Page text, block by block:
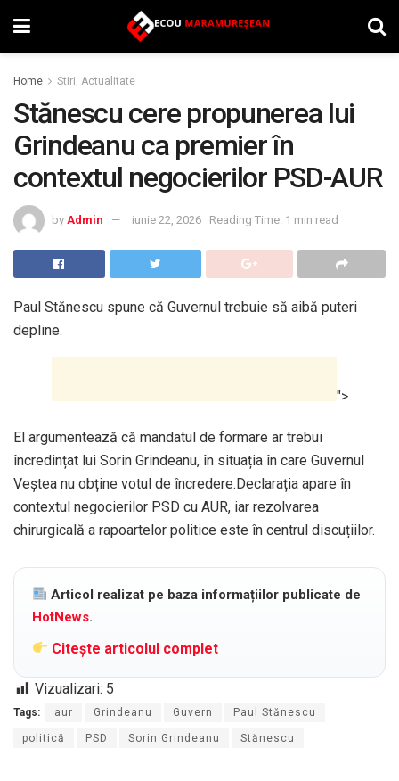
Home Stiri, Actualitate
Stănescu cere propunerea lui
Grindeanu ca premier în
contextul negocierilor PSD-AUR
by Admin iunie 22, 2026 Reading Time: 1 min read
Paul Stănescu spune că Guvernul trebuie să aibă puteri
depline.
">
El argumentează că mandatul de formare ar trebui
încredințat lui Sorin Grindeanu, în situația în care Guvernul
Veștea nu obține votul de încredere.Declarația apare în
contextul negocierilor PSD cu AUR, iar rezolvarea
chirurgicală a rapoartelor politice este în centrul discuțiilor.
Articol realizat pe baza informațiilor publicate de
HotNews.
Citește articolul complet
Vizualizari: 5
Tags: aur Grindeanu Guvern Paul Stănescu
politică PSD Sorin Grindeanu Stănescu